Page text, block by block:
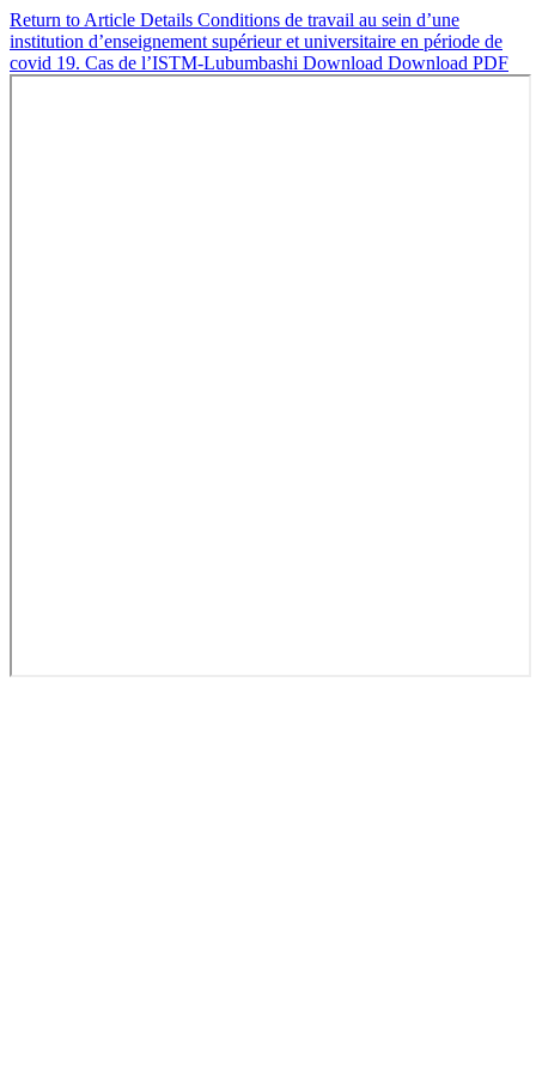
Return to Article Details Conditions de travail au sein d’une
institution d’enseignement supérieur et universitaire en période de
covid 19. Cas de l’ISTM-Lubumbashi Download Download PDF